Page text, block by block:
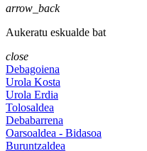
arrow_back
Aukeratu eskualde bat
close
Debagoiena
Urola Kosta
Urola Erdia
Tolosaldea
Debabarrena
Oarsoaldea - Bidasoa
Buruntzaldea